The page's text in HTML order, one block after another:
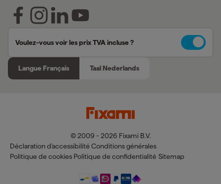
Voulez-vous voir les prix TVA incluse ?
Langue Français Taal Nederlands
© 2009 - 2026 Fixami B.V.
Déclaration d'accessibilité Conditions générales
Politique de cookies Politique de confidentialité Sitemap